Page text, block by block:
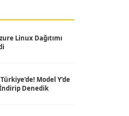
Linux Dağıtımı
Model Y’de
Denedik